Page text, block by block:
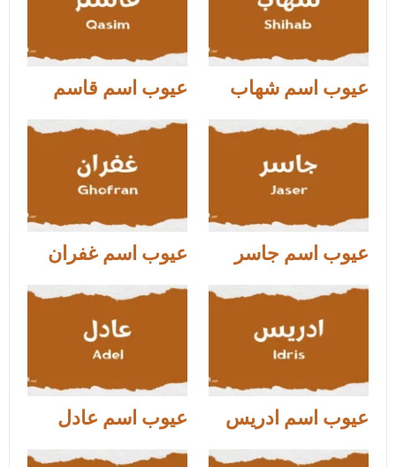
عيوب اسم شهاب عيوب اسم قاسم
عيوب اسم جاسر عيوب اسم غفران
عيوب اسم ادريس عيوب اسم عادل